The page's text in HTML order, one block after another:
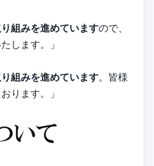
組みを進めていますので、
します。」
組みを進めています。皆様
ります。」